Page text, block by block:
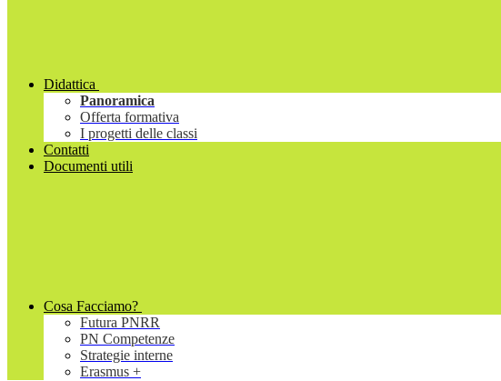
Didattica
Panoramica
Offerta formativa
I progetti delle classi
Contatti
Documenti utili
Cosa Facciamo?
Futura PNRR
PN Competenze
Strategie interne
Erasmus +